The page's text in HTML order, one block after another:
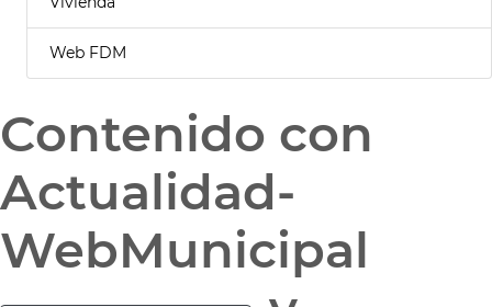
Web FDM
Contenido con
Actualidad-
WebMunicipal